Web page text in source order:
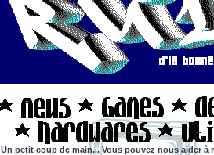
Un petit coup de main... Vous pouvez nous aider à